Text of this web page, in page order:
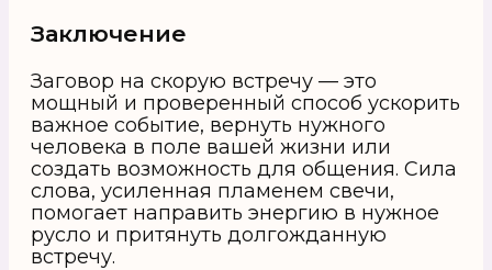
Заключение
Заговор на скорую встречу — это
мощный и проверенный способ ускорить
важное событие, вернуть нужного
человека в поле вашей жизни или
создать возможность для общения. Сила
слова, усиленная пламенем свечи,
помогает направить энергию в нужное
русло и притянуть долгожданную
встречу.